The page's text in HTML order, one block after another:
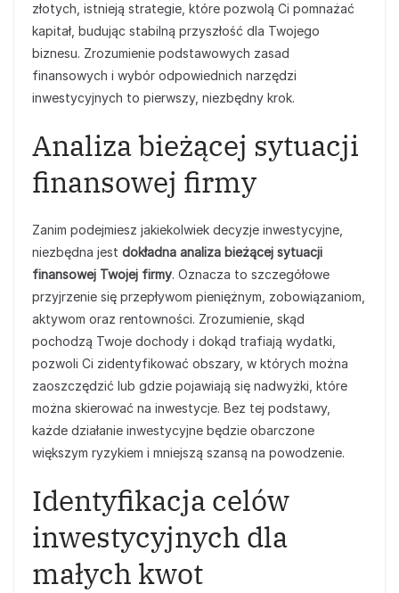
złotych, istnieją strategie, które pozwolą Ci pomnażać
kapitał, budując stabilną przyszłość dla Twojego
biznesu. Zrozumienie podstawowych zasad
finansowych i wybór odpowiednich narzędzi
inwestycyjnych to pierwszy, niezbędny krok.
Analiza bieżącej sytuacji
finansowej firmy
Zanim podejmiesz jakiekolwiek decyzje inwestycyjne,
niezbędna jest dokładna analiza bieżącej sytuacji
finansowej Twojej firmy. Oznacza to szczegółowe
przyjrzenie się przepływom pieniężnym, zobowiązaniom,
aktywom oraz rentowności. Zrozumienie, skąd
pochodzą Twoje dochody i dokąd trafiają wydatki,
pozwoli Ci zidentyfikować obszary, w których można
zaoszczędzić lub gdzie pojawiają się nadwyżki, które
można skierować na inwestycje. Bez tej podstawy,
każde działanie inwestycyjne będzie obarczone
większym ryzykiem i mniejszą szansą na powodzenie.
Identyfikacja celów
inwestycyjnych dla
małych kwot